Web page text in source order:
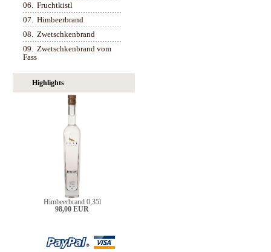
06. Fruchtkistl
07. Himbeerbrand
08. Zwetschkenbrand
09. Zwetschkenbrand vom
Fass
Highlights
Himbeerbrand 0,35l
98,00 EUR